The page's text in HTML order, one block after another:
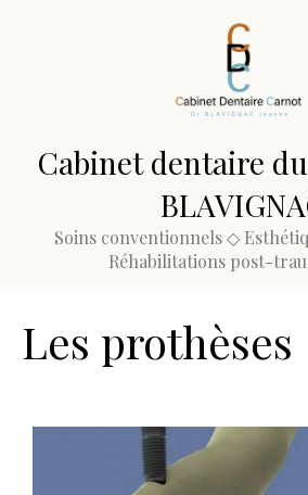
Cabinet dentaire
Soins conventionnels ◇
Réhabilitations post-
Les prothèses